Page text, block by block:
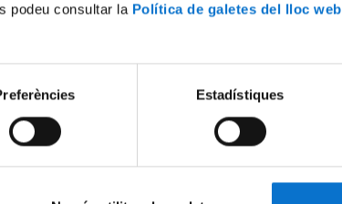
podeu consultar la Política de galetes del lloc
Estadístiques